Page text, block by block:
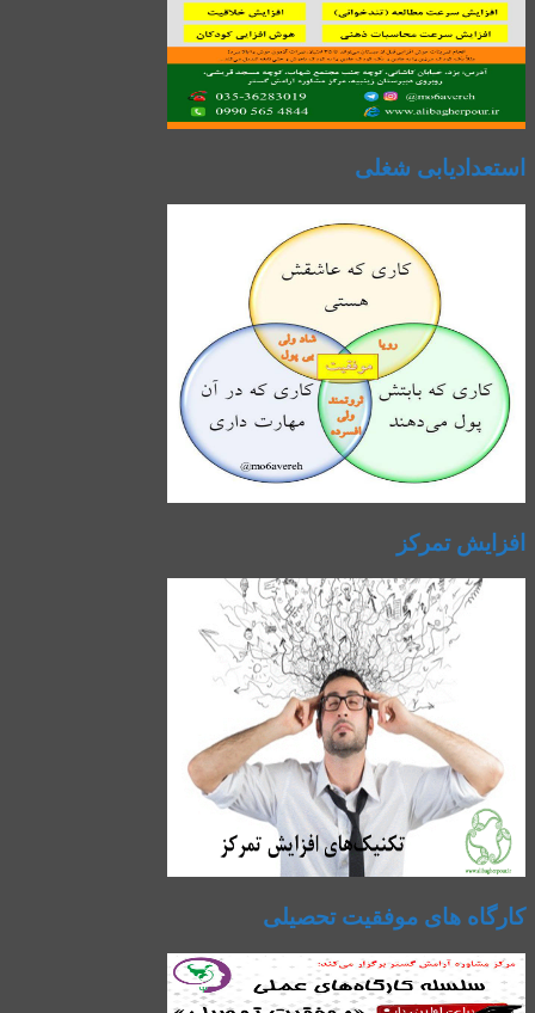
استعدادیابی شغلی
افزایش تمرکز
کارگاه های موفقیت تحصیلی